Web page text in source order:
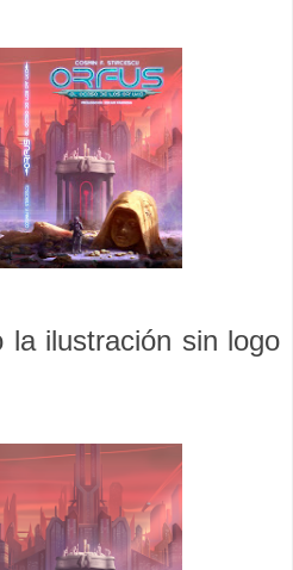
la ilustración sin logo